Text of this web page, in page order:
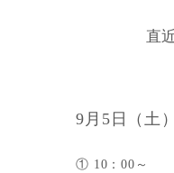
直
9月5日（土）
① 10：00～